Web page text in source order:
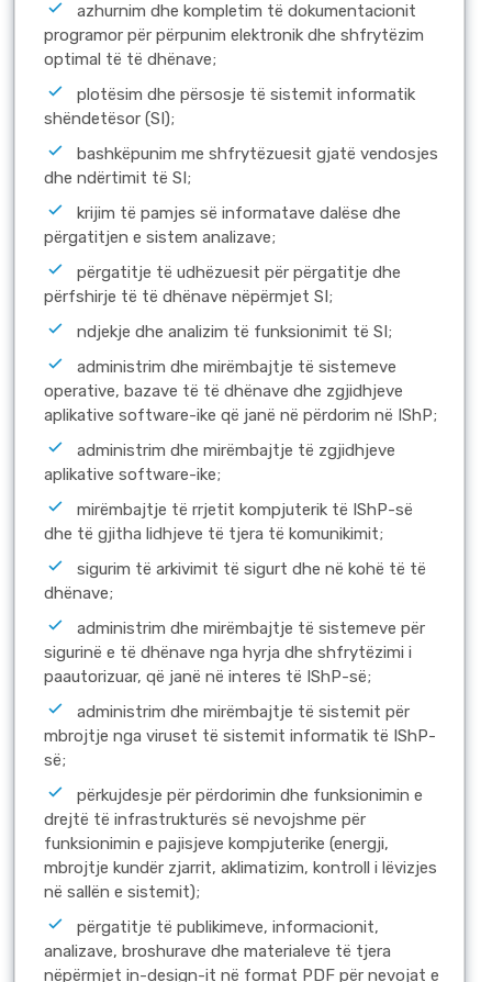
azhurnim dhe kompletim të dokumentacionit
programor për përpunim elektronik dhe shfrytëzim
optimal të të dhënave;
plotësim dhe përsosje të sistemit informatik
shëndetësor (SI);
bashkëpunim me shfrytëzuesit gjatë vendosjes
dhe ndërtimit të SI;
krijim të pamjes së informatave dalëse dhe
përgatitjen e sistem analizave;
përgatitje të udhëzuesit për përgatitje dhe
përfshirje të të dhënave nëpërmjet SI;
ndjekje dhe analizim të funksionimit të SI;
аdministrim dhe mirëmbajtje të sistemeve
operative, bazave të të dhënave dhe zgjidhjeve
aplikative software-ike që janë në përdorim në IShP;
administrim dhe mirëmbajtje të zgjidhjeve
aplikative software-ike;
mirëmbajtje të rrjetit kompjuterik të IShP-së
dhe të gjitha lidhjeve të tjera të komunikimit;
sigurim të arkivimit të sigurt dhe në kohë të të
dhënave;
аdministrim dhe mirëmbajtje të sistemeve për
sigurinë e të dhënave nga hyrja dhe shfrytëzimi i
paautorizuar, që janë në interes të IShP-së;
аdministrim dhe mirëmbajtje të sistemit për
mbrojtje nga viruset të sistemit informatik të IShP-
së;
përkujdesje për përdorimin dhe funksionimin e
drejtë të infrastrukturës së nevojshme për
funksionimin e pajisjeve kompjuterike (energji,
mbrojtje kundër zjarrit, aklimatizim, kontroll i lëvizjes
në sallën e sistemit);
përgatitje të publikimeve, informacionit,
analizave, broshurave dhe materialeve të tjera
nëpërmjet in-design-it në format PDF për nevojat e